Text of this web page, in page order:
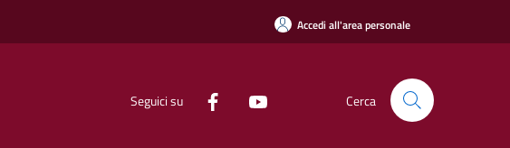
Accedi all'area personale
Seguici su Cerca